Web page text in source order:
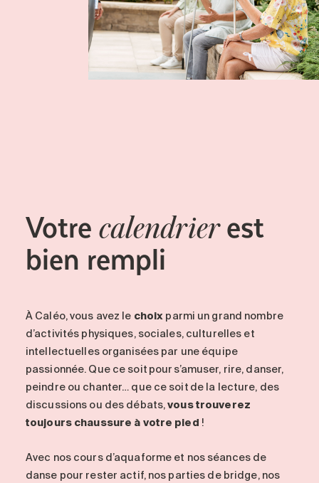
Votre calendrierest
bien rempli
À Caléo, vous avez le choix parmi un grand nombre
d’activités physiques, sociales, culturelles et
intellectuelles organisées par une équipe
passionnée. Que ce soit pour s’amuser, rire, danser,
peindre ou chanter… que ce soit de la lecture, des
discussions ou des débats,vous trouverez
toujours chaussure à votre pied !
Avec nos cours d’aquaforme et nos séances de
danse pour rester actif, nos parties de bridge, nos